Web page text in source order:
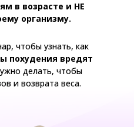
в возрасте и НЕ
организму.
чтобы узнать, как
похудения вредят
делать, чтобы
и возврата веса.